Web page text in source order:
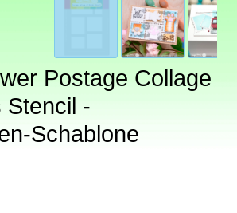
Postage Collage
Stencil -
Schablone